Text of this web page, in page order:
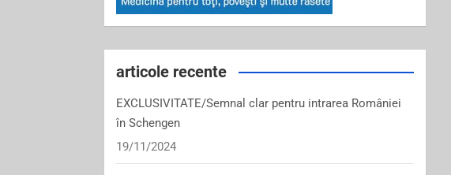
articole recente
EXCLUSIVITATE/Semnal clar pentru intrarea României
în Schengen
19/11/2024